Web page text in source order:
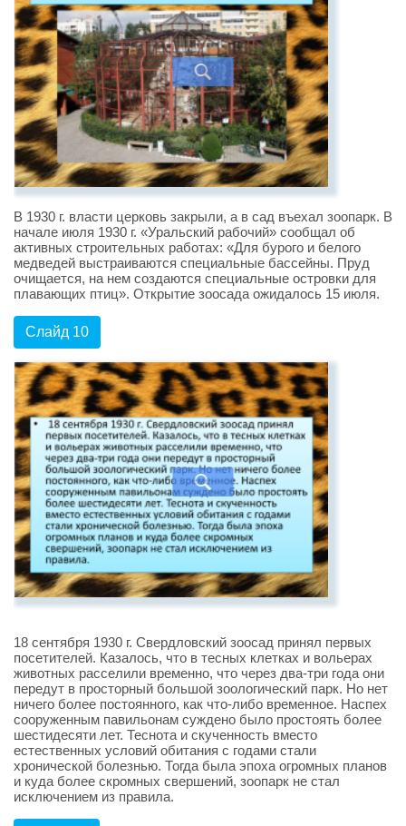
В 1930 г. власти церковь закрыли, а в сад въехал зоопарк. В
начале июля 1930 г. «Уральский рабочий» сообщал об
активных строительных работах: «Для бурого и белого
медведей выстраиваются специальные бассейны. Пруд
очищается, на нем создаются специальные островки для
плавающих птиц». Открытие зоосада ожидалось 15 июля.
Слайд 10
18 сентября 1930 г. Свердловский зоосад принял первых
посетителей. Казалось, что в тесных клетках и вольерах
животных расселили временно, что через два-три года они
передут в просторный большой зоологический парк. Но нет
ничего более постоянного, как что-либо временное. Наспех
сооруженным павильонам суждено было простоять более
шестидесяти лет. Теснота и скученность вместо
естественных условий обитания с годами стали
хронической болезнью. Тогда была эпоха огромных планов
и куда более скромных свершений, зоопарк не стал
исключением из правила.